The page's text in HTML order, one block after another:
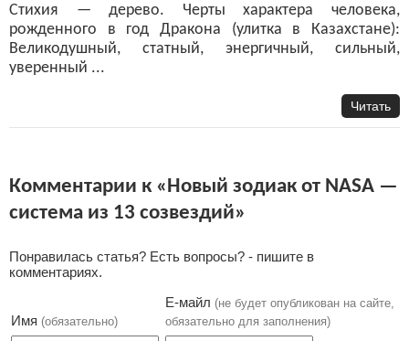
Стихия — дерево. Черты характера человека,
рожденного в год Дракона (улитка в Казахстане):
Великодушный, статный, энергичный, сильный,
уверенный ...
Читать
Комментарии к «Новый зодиак от NASA —
система из 13 созвездий»
Понравилась статья? Есть вопросы? - пишите в
комментариях.
Имя (обязательно)
Е-майл (не будет опубликован на сайте,
обязательно для заполнения)